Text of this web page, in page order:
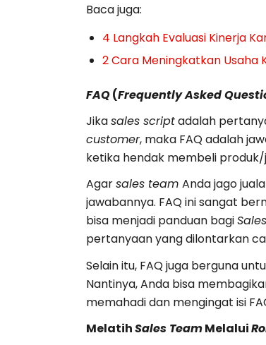
Baca juga:
4 Langkah Evaluasi Kinerja
2 Cara Meningkatkan Usaha
FAQ(Frequently Asked
Jikasales scriptadalah
customer, maka FAQ adalah
ketika hendak membeli produk/
Agarsales team Anda jago
jawabannya. FAQ ini sangat
bisa menjadi panduan bagi
pertanyaan yang dilontarkan
Selain itu, FAQ juga berguna
Nantinya, Anda bisa
memahadi dan mengingat isi
MelatihSales TeamMelalui